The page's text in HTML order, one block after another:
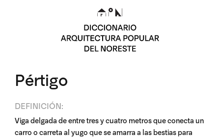
Pértigo
DEFINICIÓN:
Viga delgada de entre tres y cuatro metros que conecta un
carro o carreta al yugo que se amarra a las bestias para